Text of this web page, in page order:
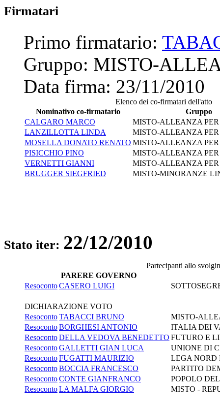
Firmatari
Primo firmatario:
Gruppo: MISTO-
Data firma: 23/11/2010
Elenco dei co-firmatari dell'atto
Nominativo co-firmatario
Gruppo
CALGARO MARCO
MISTO-ALLEANZA
LANZILLOTTA LINDA
MISTO-ALLEANZA
MOSELLA DONATO RENATO MISTO-ALLEANZA
PISICCHIO PINO
MISTO-ALLEANZA
VERNETTI GIANNI
MISTO-ALLEANZA
BRUGGER SIEGFRIED
MISTO-MINORANZE
Stato iter: 22/12/2010
Partecipanti allo
PARERE GOVERNO
ResocontoCASERO LUIGI
DICHIARAZIONE VOTO
ResocontoTABACCI BRUNO
MISTO-
ResocontoBORGHESI ANTONIO
ITALIA DEI
ResocontoDELLA VEDOVA BENEDETTO FUTURO E
ResocontoGALLETTI GIAN LUCA
UNIONE DI
ResocontoFUGATTI MAURIZIO
LEGA NORD
ResocontoBOCCIA FRANCESCO
PARTITO
ResocontoCONTE GIANFRANCO
POPOLO
ResocontoLA MALFA GIORGIO MISTO -